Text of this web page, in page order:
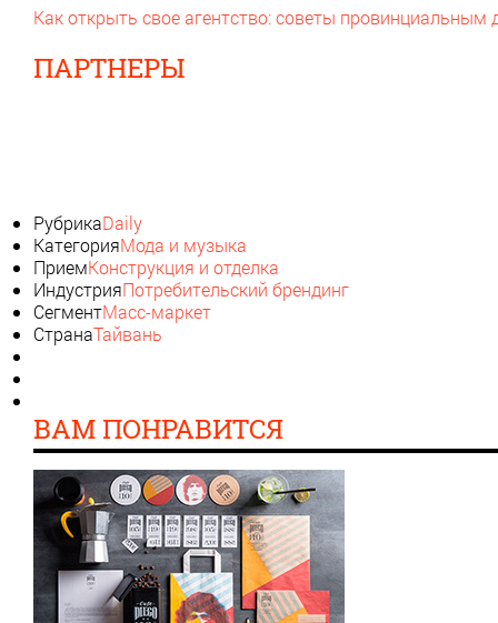
Как открыть свое агентство: советы провинциальным
ПАРТНЕРЫ
РубрикаDaily
КатегорияМода и музыка
ПриемКонструкция и отделка
ИндустрияПотребительский брендинг
СегментМасс-маркет
СтранаТайвань
ВАМ ПОНРАВИТСЯ